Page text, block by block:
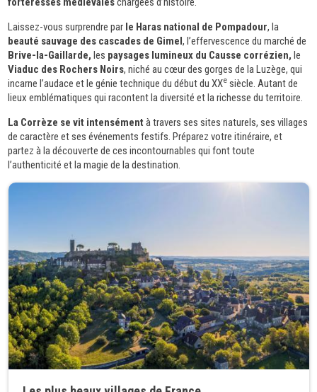
Laissez-vous surprendre par le Haras national de Pompadour, la
beauté sauvage des cascades de Gimel, l’effervescence du marché de
Brive-la-Gaillarde, les paysages lumineux du Causse corrézien, le
Viaduc des Rochers Noirs, niché au cœur des gorges de la Luzège, qui
incarne l’audace et le génie technique du début du XXe siècle. Autant de
lieux emblématiques qui racontent la diversité et la richesse du territoire.
La Corrèze se vit intensément à travers ses sites naturels, ses villages
de caractère et ses événements festifs. Préparez votre itinéraire, et
partez à la découverte de ces incontournables qui font toute
l’authenticité et la magie de la destination.